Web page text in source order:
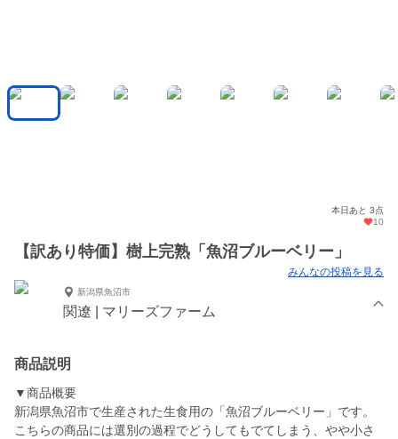
本日あと 3点
10
【訳あり特価】樹上完熟「魚沼ブルーベリー」
みんなの投稿を見る
新潟県魚沼市
関遼 | マリーズファーム
商品説明
▼商品概要
新潟県魚沼市で生産された生食用の「魚沼ブルーベリー」です。
こちらの商品には選別の過程でどうしてもでてしまう、やや小さ